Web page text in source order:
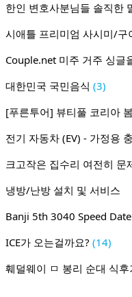
한인 변호사분님들 솔직한
시애틀 프리미엄 사시미/
Couple.net 미주 거주 싱글
대한민국 국민음식 (3)
[푸른투어] 뷰티풀 코리아
전기 자동차 (EV) - 가정용
크고작은 집수리 여전히 문
냉방/난방 설치 및 서비스
Banji 5th 3040 Speed
ICE가 오는걸까요? (14)
훼덜웨이 ㅁ 봉리 순대 식후